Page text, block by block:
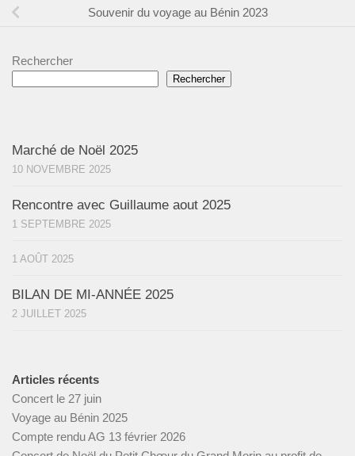
Souvenir du voyage au Bénin 2023
Rechercher
Rechercher
Marché de Noël 2025
10 NOVEMBRE 2025
Rencontre avec Guillaume aout 2025
1 SEPTEMBRE 2025
1 AOÛT 2025
BILAN DE MI-ANNÉE 2025
2 JUILLET 2025
Articles récents
Concert le 27 juin
Voyage au Bénin 2025
Compte rendu AG 13 février 2026